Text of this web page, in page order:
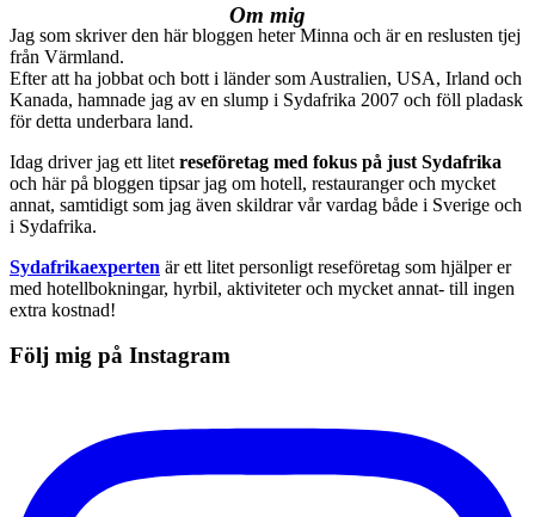
Om mig
Jag som skriver den här bloggen heter Minna och är en reslusten tjej
från Värmland.
Efter att ha jobbat och bott i länder som Australien, USA, Irland och
Kanada, hamnade jag av en slump i Sydafrika 2007 och föll pladask
för detta underbara land.
Idag driver jag ett litet reseföretag med fokus på just Sydafrika
och här på bloggen tipsar jag om hotell, restauranger och mycket
annat, samtidigt som jag även skildrar vår vardag både i Sverige och
i Sydafrika.
Sydafrikaexperten är ett litet personligt reseföretag som hjälper er
med hotellbokningar, hyrbil, aktiviteter och mycket annat- till ingen
extra kostnad!
Följ mig på Instagram